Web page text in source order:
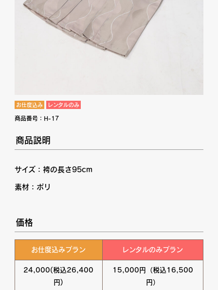
お仕度込み レンタルのみ
商品番号： H-17
商品説明
サイズ：袴の長さ95cm
素材：ポリ
価格
お仕度込みプラン
24,000(税込26,400
円)
レンタルのみプラン
15,000円（税込16,500
円）